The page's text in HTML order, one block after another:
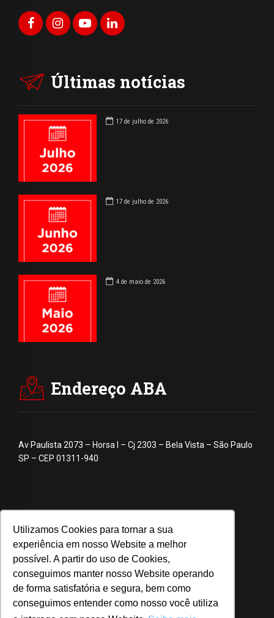
Utilizamos Cookies para tornar a sua
experiência em nosso Website a melhor
possível. A partir do uso de Cookies,
conseguimos manter nosso Website operando
de forma satisfatória e segura, bem como
conseguimos entender como nosso você utiliza
Últimas notícias
17 de julho de 2026
17 de julho de 2026
4 de maio de 2026
Endereço ABA
Av Paulista 2073 – Horsa I – Cj 2303 – Bela Vista – São Paulo
SP – CEP 01311-940